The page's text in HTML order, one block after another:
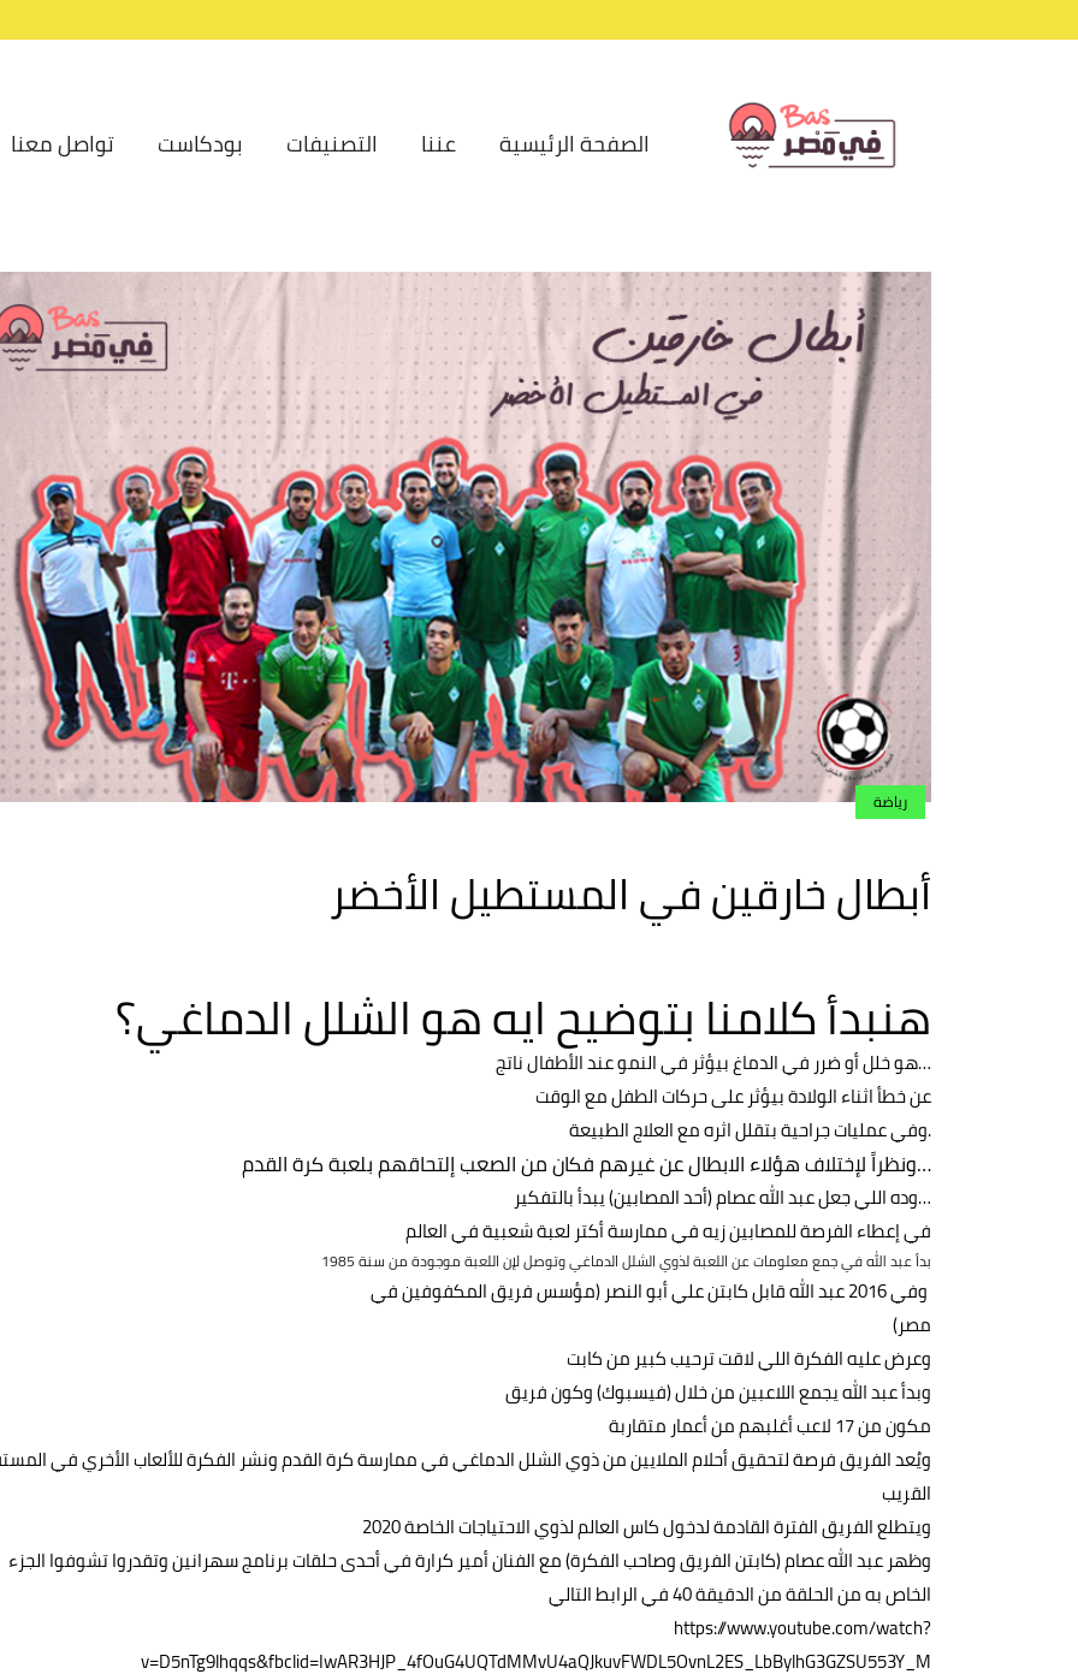
الصفحة الرئيسية عننا التصنيفات بودكاست تواصل معنا
رياضة
أبطال خارقين في المستطيل الأخضر
هنبدأ كلامنا بتوضيح ايه هو الشلل الدماغي؟
…هو خلل أو ضرر في الدماغ بيؤثر في النمو عند الأطفال ناتج
عن خطأ اثناء الولادة بيؤثر على حركات الطفل مع الوقت
.وفي عمليات جراحية بتقلل اثره مع العلاج الطبيعة
…ونظراً لإختلاف هؤلاء الابطال عن غيرهم فكان من الصعب إلتحاقهم بلعبة كرة القدم
…وده اللي جعل عبد الله عصام (أحد المصابين) يبدأ بالتفكير
في إعطاء الفرصة للمصابين زيه في ممارسة أكتر لعبة شعبية في العالم
بدأ عبد الله في جمع معلومات عن اللعبة لذوي الشلل الدماغي وتوصل لإن اللعبة موجودة من سنة 1985
وفي 2016 عبد الله قابل كابتن علي أبو النصر (مؤسس فريق المكفوفين في
مصر)
وعرض عليه الفكرة اللي لاقت ترحيب كبير من كابت
وبدأ عبد الله يجمع اللاعبين من خلال (فيسبوك) وكون فريق
مكون من 17 لاعب أغلبهم من أعمار متقاربة
ويُعد الفريق فرصة لتحقيق أحلام الملايين من ذوي الشلل الدماغي في ممارسة كرة القدم ونشر الفكرة للألعاب الأخري في
القريب
ويتطلع الفريق الفترة القادمة لدخول كاس العالم لذوي الاحتياجات الخاصة 2020
وظهر عبد الله عصام (كابتن الفريق وصاحب الفكرة) مع الفنان أمير كرارة في أحدى حلقات برنامج سهرانين وتقدروا تشوفوا الجزء
الخاص به من الحلقة من الدقيقة 40 في الرابط التالي
https://www.youtube.com/watch?
v=D5nTg9lhqqs&fbclid=IwAR3HJP_4fOuG4UQTdMMvU4aQJkuvFWDL5OvnL2ES_LbBylhG3GZSU553Y_M